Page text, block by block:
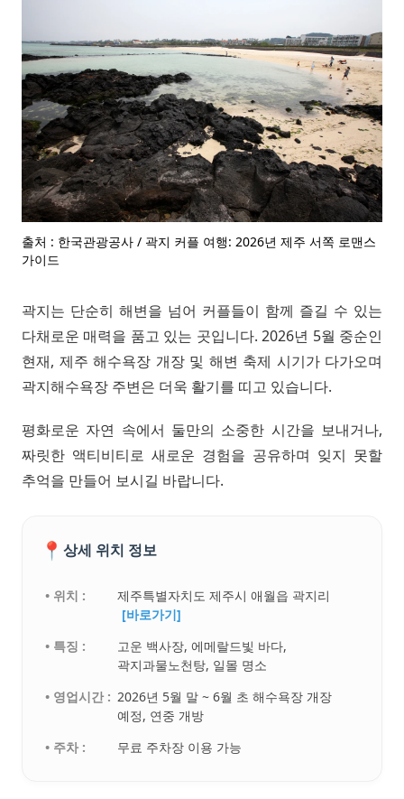
출처 : 한국관광공사 / 곽지 커플 여행: 2026년 제주 서쪽 로맨스
가이드
곽지는 단순히 해변을 넘어 커플들이 함께 즐길 수 있는
다채로운 매력을 품고 있는 곳입니다. 2026년 5월 중순인
현재, 제주 해수욕장 개장 및 해변 축제 시기가 다가오며
곽지해수욕장 주변은 더욱 활기를 띠고 있습니다.
평화로운 자연 속에서 둘만의 소중한 시간을 보내거나,
짜릿한 액티비티로 새로운 경험을 공유하며 잊지 못할
추억을 만들어 보시길 바랍니다.
📍 상세 위치 정보
• 위치 :
제주특별자치도 제주시 애월읍 곽지리
[바로가기]
• 특징 :
고운 백사장, 에메랄드빛 바다,
곽지과물노천탕, 일몰 명소
• 영업시간 : 2026년 5월 말 ~ 6월 초 해수욕장 개장
예정, 연중 개방
• 주차 :
무료 주차장 이용 가능